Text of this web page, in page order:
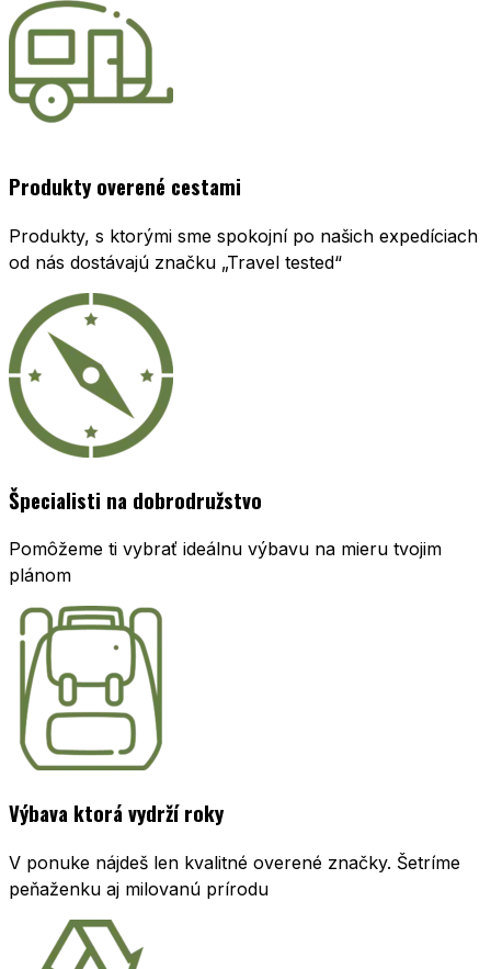
Produkty overené cestami
Produkty, s ktorými sme spokojní po našich expedíciach
od nás dostávajú značku „Travel tested“
Špecialisti na dobrodružstvo
Pomôžeme ti vybrať ideálnu výbavu na mieru tvojim
plánom
Výbava ktorá vydrží roky
V ponuke nájdeš len kvalitné overené značky. Šetríme
peňaženku aj milovanú prírodu